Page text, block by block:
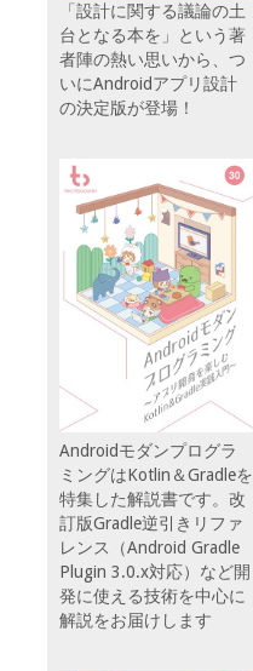
「設計に関する議論の土
台となる本を」という著
者陣の熱い思いから、つ
いにAndroidアプリ設計
の決定版が登場！
Androidモダンプログラ
ミングはKotlin＆Gradleを
特集した解説書です。改
訂版Gradle逆引きリファ
レンス（Android Gradle
Plugin 3.0.x対応）など開
発に使える技術を中心に
解説をお届けします